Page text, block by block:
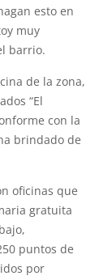
esto en
muy
barrio.
de la zona,
“El
con la
brindado de
oficinas que
gratuita
puntos de
por